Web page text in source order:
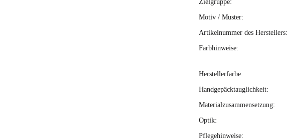
Zielgruppe:
Motiv / Muster:
Artikelnummer des Herstellers:
Farbhinweise:
Herstellerfarbe:
Handgepäcktauglichkeit:
Materialzusammensetzung:
Optik:
Pflegehinweise: